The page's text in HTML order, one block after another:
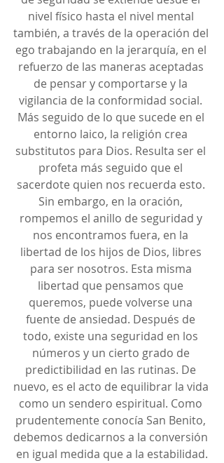
nivel físico hasta el nivel mental
también, a través de la operación del
ego trabajando en la jerarquía, en el
refuerzo de las maneras aceptadas
de pensar y comportarse y la
vigilancia de la conformidad social.
Más seguido de lo que sucede en el
entorno laico, la religión crea
substitutos para Dios. Resulta ser el
profeta más seguido que el
sacerdote quien nos recuerda esto.
Sin embargo, en la oración,
rompemos el anillo de seguridad y
nos encontramos fuera, en la
libertad de los hijos de Dios, libres
para ser nosotros. Esta misma
libertad que pensamos que
queremos, puede volverse una
fuente de ansiedad. Después de
todo, existe una seguridad en los
números y un cierto grado de
predictibilidad en las rutinas. De
nuevo, es el acto de equilibrar la vida
como un sendero espiritual. Como
prudentemente conocía San Benito,
debemos dedicarnos a la conversión
en igual medida que a la estabilidad.